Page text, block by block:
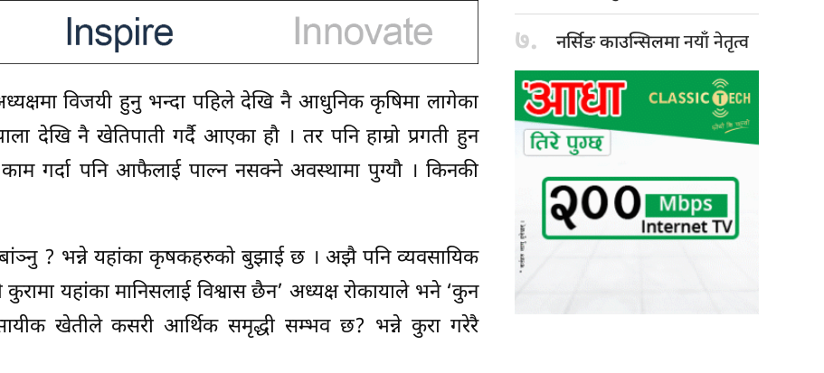
विजयी हुनु भन्दा पहिले देखि नै आधुनिक कृषिमा लागेका
देखि नै खेतिपाती गर्दै आएका हौ । तर पनि हाम्रो प्रगती हुन
गर्दा पनि आफैलाई पाल्न नसक्ने अवस्थामा पुग्यौ । किनकी
? भन्ने यहांका कृषकहरुको बुझाई छ । अझै पनि व्यवसायिक
यहांका मानिसलाई विश्वास छैन’ अध्यक्ष रोकायाले भने ‘कुन
खेतीले कसरी आर्थिक समृद्धी सम्भव छ? भन्ने कुरा गरेरै
७. नर्सिङ काउन्सिलमानयाँ नेतृत्व